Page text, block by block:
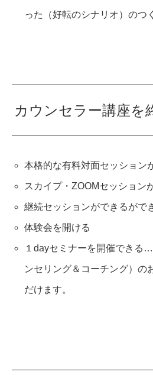
った（好転のシナリオ）のつ
カウンセラー講座を
本格的な有料対面セッション
スカイプ・ZOOMセッション
継続セッションができるがで
体験会を開ける
１dayセミナーを開催できる
ンセリング＆コーチング）の
だけます。